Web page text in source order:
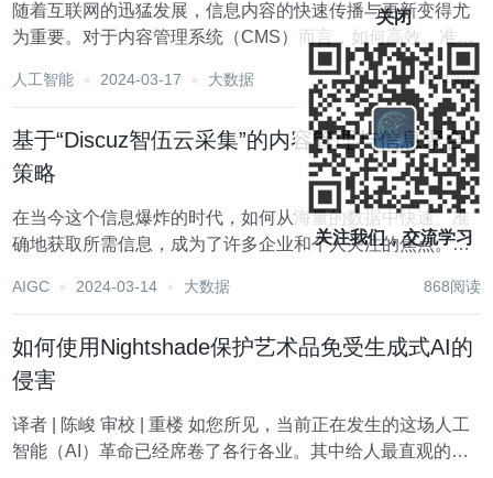
随着互联网的迅猛发展，信息内容的快速传播与更新变得尤
为重要。对于内容管理系统（CMS）而言，如何高效、准确
地采集并整合信息，是提升系统价值和用户体验的关键。在
众多CMS采集插件中，“yrcms采集插件”以其独特的功能和优
势，逐渐受到了广大开发者和用户的青睐...
人工智能 2024-03-17 大数据 864阅读
基于“Discuz智伍云采集”的内容管理与信息聚合
策略
在当今这个信息爆炸的时代，如何从海量的数据中快速、准
确地获取所需信息，成为了许多企业和个人关注的焦点。作
运而生，它以其高效、智能的特点，受到了广大用户的青
AIGC 2024-03-14 大数据 868阅读
如何使用Nightshade保护艺术品免受生成式AI的
侵害
译者 | 陈峻 审校 | 重楼 如您所见，当前正在发生的这场人工
智能（AI）革命已经席卷了各行各业。其中给人最直观的感
关闭
关注我们，交流学习